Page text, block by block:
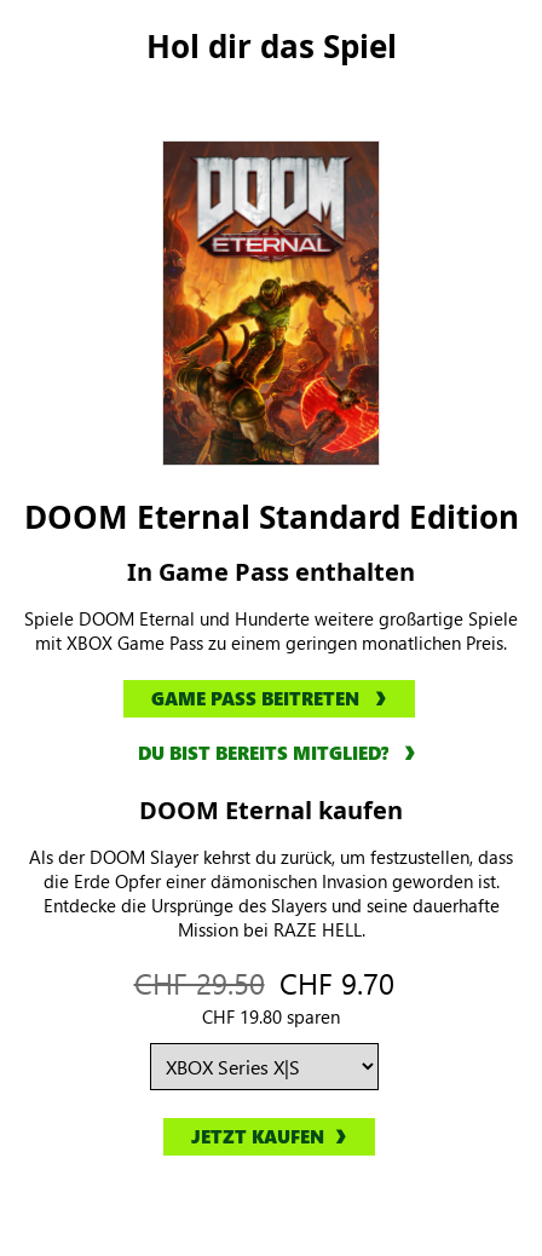
Hol dir das Spiel
DOOM Eternal Standard Edition
In Game Pass enthalten
Spiele DOOM Eternal und Hunderte weitere großartige Spiele
mit XBOX Game Pass zu einem geringen monatlichen Preis.
GAME PASS BEITRETEN
DU BIST BEREITS MITGLIED?
DOOM Eternal kaufen
Als der DOOM Slayer kehrst du zurück, um festzustellen, dass
die Erde Opfer einer dämonischen Invasion geworden ist.
Entdecke die Ursprünge des Slayers und seine dauerhafte
Mission bei RAZE HELL.
CHF 29.50 CHF 9.70
CHF 19.80 sparen
JETZT KAUFEN